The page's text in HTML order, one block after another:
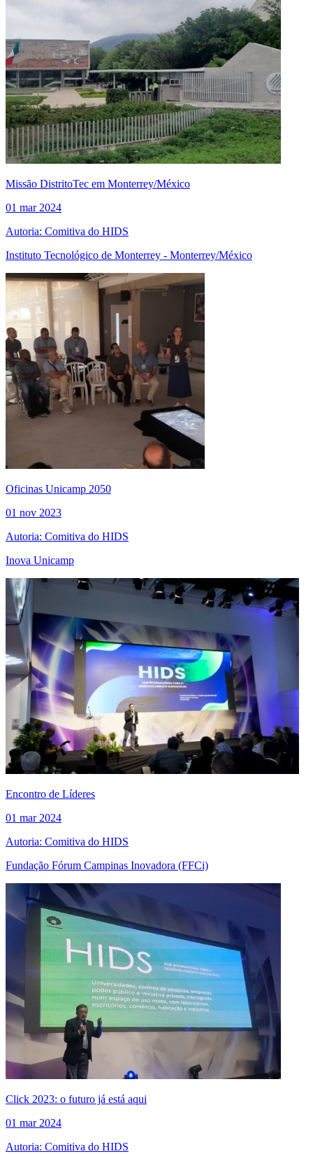
Missão DistritoTec em Monterrey/México
01 mar 2024
Autoria: Comitiva do HIDS
Instituto Tecnológico de Monterrey - Monterrey/México
Oficinas Unicamp 2050
01 nov 2023
Autoria: Comitiva do HIDS
Inova Unicamp
Encontro de Líderes
01 mar 2024
Autoria: Comitiva do HIDS
Fundação Fórum Campinas Inovadora (FFCi)
Click 2023: o futuro já está aqui
01 mar 2024
Autoria: Comitiva do HIDS